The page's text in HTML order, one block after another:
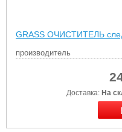
GRASS ОЧИСТИТЕЛЬ
производитель
Доставка: На